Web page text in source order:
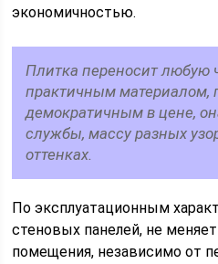
экономичностью.
Плитка переносит любую
практичным материалом,
демократичным в цене,
службы, массу разных
оттенках.
По эксплуатационным
стеновых панелей, не
помещения, независимо от